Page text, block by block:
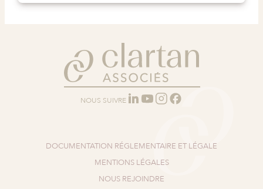
SUR
NOUS SUIVRE
DOCUMENTATION RÉGLEMENTAIRE ET LÉGALE
MENTIONS LÉGALES
NOUS REJOINDRE